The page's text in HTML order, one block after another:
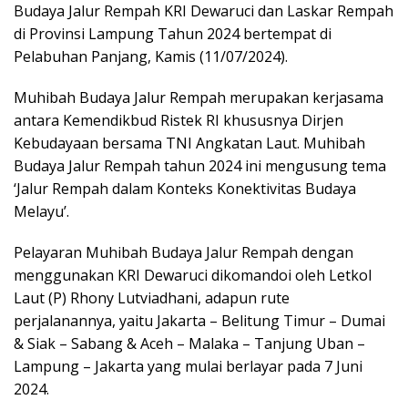
Budaya Jalur Rempah KRI Dewaruci dan Laskar Rempah
di Provinsi Lampung Tahun 2024 bertempat di
Pelabuhan Panjang, Kamis (11/07/2024).
Muhibah Budaya Jalur Rempah merupakan kerjasama
antara Kemendikbud Ristek RI khususnya Dirjen
Kebudayaan bersama TNI Angkatan Laut. Muhibah
Budaya Jalur Rempah tahun 2024 ini mengusung tema
‘Jalur Rempah dalam Konteks Konektivitas Budaya
Melayu’.
Pelayaran Muhibah Budaya Jalur Rempah dengan
menggunakan KRI Dewaruci dikomandoi oleh Letkol
Laut (P) Rhony Lutviadhani, adapun rute
perjalanannya, yaitu Jakarta – Belitung Timur – Dumai
& Siak – Sabang & Aceh – Malaka – Tanjung Uban –
Lampung – Jakarta yang mulai berlayar pada 7 Juni
2024.